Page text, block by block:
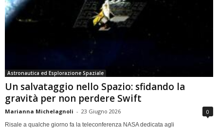
Astronautica ed Esplorazione Spaziale
Un salvataggio nello Spazio: sfidando la
gravità per non perdere Swift
Marianna Michelagnoli - 23 Giugno 2026 0
Risale a qualche giorno fa la teleconferenza NASA dedicata agli